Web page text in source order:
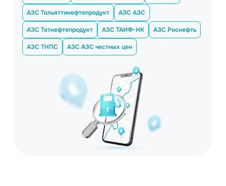
АЗС Тольяттинефтепродукт АЗС АЗС
АЗС Татнефтепродукт АЗС ТАИФ-НК АЗС Роснефть
АЗС ТНПС АЗС АЗС честных цен